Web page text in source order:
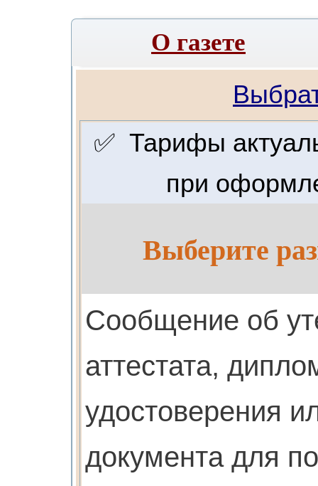
О газете
✅ Тарифы
при
Выберите
Cообщение об
аттестата,
удостоверения
документа для